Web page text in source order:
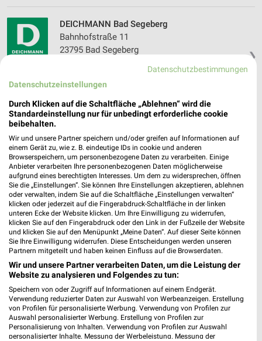
❯
DEICHMANN Bad Segeberg
Bahnhofstraße 11
23795 Bad Segeberg
Heute 09:00 - 19:00 Uhr | Geschlossen
259,09 km
Winterbeker Weg 44
24114 Kiel
Heute 09:00 - 20:00 Uhr | Geschlossen
295,38 km • Angebote: 1 Prospekt
Forck Schuhkonzept Kiel
Mühlendamm 1
24113 Kiel
Heute 09:00 - 20:00 Uhr | Geschlossen
296,21 km
DEICHMANN Kiel
Mühlendamm 1
Datenschutzbestimmungen
Datenschutzeinstellungen
Durch Klicken auf die Schaltfläche „Ablehnen“ wird die
Standardeinstellung nur für unbedingt erforderliche cookie
beibehalten.
Wir und unsere Partner speichern und/oder greifen auf Informationen auf
einem Gerät zu, wie z. B. eindeutige IDs in cookie und anderen
Browserspeichern, um personenbezogene Daten zu verarbeiten. Einige
Anbieter verarbeiten Ihre personenbezogenen Daten möglicherweise
aufgrund eines berechtigten Interesses. Um dem zu widersprechen, öffnen
Sie die „Einstellungen“. Sie können Ihre Einstellungen akzeptieren, ablehnen
oder verwalten, indem Sie auf die Schaltfläche „Einstellungen verwalten“
klicken oder jederzeit auf die Fingerabdruck-Schaltfläche in der linken
unteren Ecke der Website klicken. Um Ihre Einwilligung zu widerrufen,
klicken Sie auf den Fingerabdruck oder den Link in der Fußzeile der Website
und klicken Sie auf den Menüpunkt „Meine Daten“. Auf dieser Seite können
Sie Ihre Einwilligung widerrufen. Diese Entscheidungen werden unseren
Partnern mitgeteilt und haben keinen Einfluss auf die Browserdaten.
Wir und unsere Partner verarbeiten Daten, um die Leistung der
Website zu analysieren und Folgendes zu tun:
Speichern von oder Zugriff auf Informationen auf einem Endgerät.
Verwendung reduzierter Daten zur Auswahl von Werbeanzeigen. Erstellung
von Profilen für personalisierte Werbung. Verwendung von Profilen zur
Auswahl personalisierter Werbung. Erstellung von Profilen zur
Personalisierung von Inhalten. Verwendung von Profilen zur Auswahl
personalisierter Inhalte. Messung der Werbeleistung. Messung der